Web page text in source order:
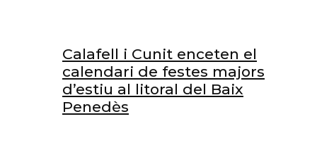
Calafell i Cunit enceten el
calendari de festes majors
d’estiu al litoral del Baix
Penedès